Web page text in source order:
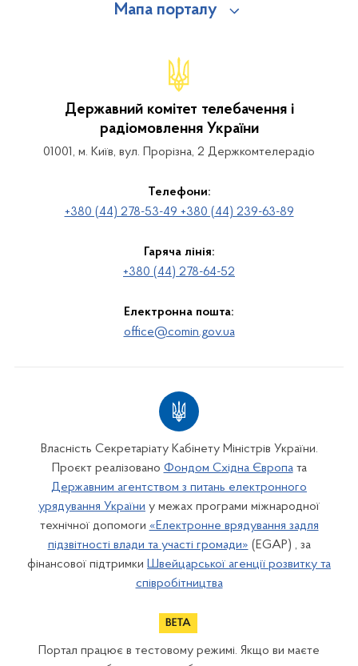
Мапа порталу
Державний комітет телебачення і
радіомовлення України
01001, м. Київ, вул. Прорізна, 2 Держкомтелерадіо
Телефони:
+380 (44) 278-53-49 +380 (44) 239-63-89
Гаряча лінія:
+380 (44) 278-64-52
Електронна пошта:
office@comin.gov.ua
Власність Секретаріату Кабінету Міністрів України.
Проєкт реалізовано Фондом Східна Європата
Державним агентством з питань електронного
урядування України у межах програми міжнародної
технічної допомоги «Електронне врядування задля
підзвітності влади та участі громади» (EGAP) , за
фінансової підтримки Швейцарської агенції розвитку та
співробітництва
Портал працює в тестовому режимі. Якщо ви маєте